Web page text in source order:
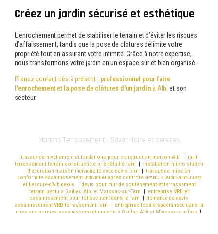
Créez un jardin sécurisé et esthétique
L’enrochement permet de stabiliser le terrain et d’éviter les risques
d’affaissement, tandis que la pose de clôtures délimite votre
propriété tout en assurant votre intimité. Grâce à notre expertise,
nous transformons votre jardin en un espace sûr et bien organisé.
Prenez contact dès à présent : professionnel pour faire
l'enrochement et la pose de clôtures d'un jardinà Albi et son
secteur.
Martins Terrassement : Savoir-faire et services
travaux de nivellement et fondations pour construction maison Albi | tarif
terrassement terrain constructible prix détaillé Tarn | installation micro station
d’épuration maison individuelle avec devis Tarn | travaux de mise en
conformité assainissement individuel après contrôle SPANC à Albi Saint-Juéry
et Lescure-d’Albigeois | devis pour mur de soutènement et terrassement
terrain pentu à Gaillac Albi et Marssac-sur-Tarn | entreprise VRD et
assainissement pour lotissement dans le Tarn | demande de devis
assainissement VRD terrassement Tarn | entreprise locale spécialisée dans la
mise aux normes assainissement maison à Gaillac Albi et Marssac-sur-Tarn |